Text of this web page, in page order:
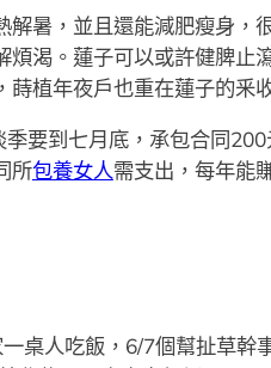
，並且還能減肥瘦身，
渴。蓮子可以或許健脾止
植年夜戶也重在蓮子的釆
要到七月底，承包合同
所包養女人需支出，每年能
人吃飯，6/7個幫扯草幹